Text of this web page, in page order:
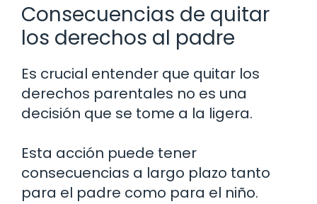
Consecuencias de quitar
los derechos al padre
Es crucial entender que quitar los
derechos parentales no es una
decisión que se tome a la ligera.
Esta acción puede tener
consecuencias a largo plazo tanto
para el padre como para el niño.